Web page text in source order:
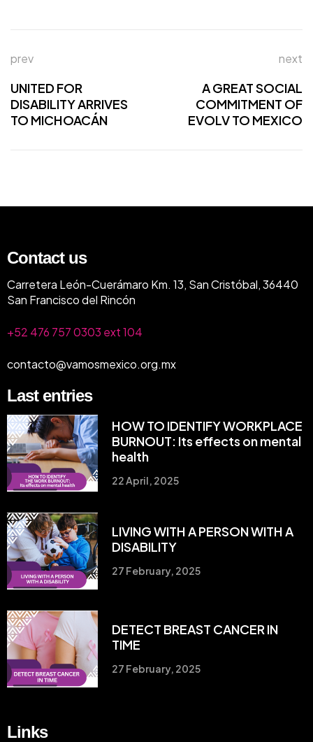
prev
UNITED FOR
DISABILITY ARRIVES
TO MICHOACÁN
next
A GREAT SOCIAL
COMMITMENT OF
EVOLV TO MEXICO
Contact us
Carretera León-Cuerámaro Km. 13, San Cristóbal, 36440
San Francisco del Rincón
+52 476 757 0303 ext 104
contacto@vamosmexico.org.mx
Last entries
HOW TO IDENTIFY WORKPLACE
BURNOUT: Its effects on mental
health
22 April, 2025
LIVING WITH A PERSON WITH A
DISABILITY
27 February, 2025
DETECT BREAST CANCER IN
TIME
27 February, 2025
Links